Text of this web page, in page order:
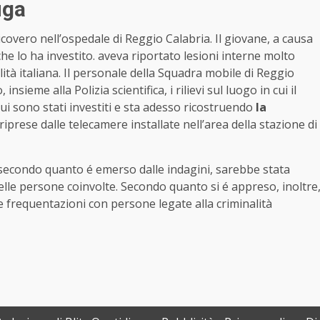
nell’ospedale di Reggio Calabria. Il giovane, a causa
lo ha investito. aveva riportato lesioni interne molto
italiana. Il personale della Squadra mobile di Reggio
alla Polizia scientifica, i rilievi sul luogo in cui il
sono stati investiti e sta adesso ricostruendo la
dalle telecamere installate nell’area della stazione di
quanto é emerso dalle indagini, sarebbe stata
persone coinvolte. Secondo quanto si é appreso, inoltre,
con persone legate alla criminalità